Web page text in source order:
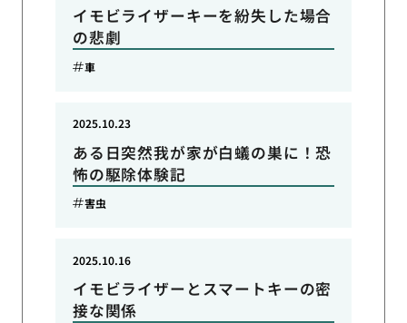
イモビライザーキーを紛失した場合
の悲劇
車
ある日突然我が家が白蟻の巣に！恐
怖の駆除体験記
2025.10.23
害虫
イモビライザーとスマートキーの密
接な関係
2025.10.16